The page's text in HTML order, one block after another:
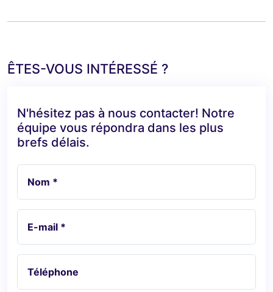
ÊTES-VOUS INTÉRESSÉ ?
N'hésitez pas à nous contacter! Notre
équipe vous répondra dans les plus
brefs délais.
Nom *
E-mail *
Téléphone